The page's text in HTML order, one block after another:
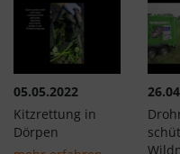
05.05.2022
Kitzrettung in
Dörpen